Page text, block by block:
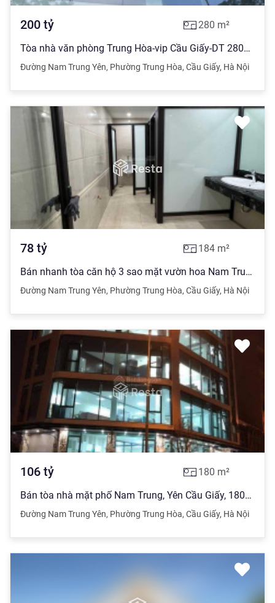
200 tỷ 280 m²
Tòa nhà văn phòng Trung Hòa-vip Cầu Giấy-DT 280m2*8 tầng-MT 20m-200 tỷ - đường 50m - 3 thoáng
Đường Nam Trung Yên, Phường Trung Hòa, Cầu Giấy, Hà Nội
78 tỷ 184 m²
Bán nhanh tòa căn hộ 3 sao mặt vườn hoa Nam Trung Yên, DT 184m2 MT 13m. Giá: 78 tỷ
Đường Nam Trung Yên, Phường Trung Hòa, Cầu Giấy, Hà Nội
106 tỷ 180 m²
Bán tòa nhà mặt phố Nam Trung, Yên Cầu Giấy, 180m2, 8T, lô góc, doanh thu 200tr/tháng
Đường Nam Trung Yên, Phường Trung Hòa, Cầu Giấy, Hà Nội